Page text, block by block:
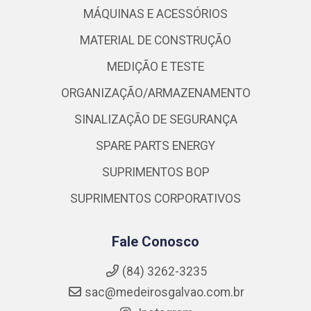
MÁQUINAS E ACESSÓRIOS
MATERIAL DE CONSTRUÇÃO
MEDIÇÃO E TESTE
ORGANIZAÇÃO/ARMAZENAMENTO
SINALIZAÇÃO DE SEGURANÇA
SPARE PARTS ENERGY
SUPRIMENTOS BOP
SUPRIMENTOS CORPORATIVOS
Fale Conosco
(84) 3262-3235
sac@medeirosgalvao.com.br